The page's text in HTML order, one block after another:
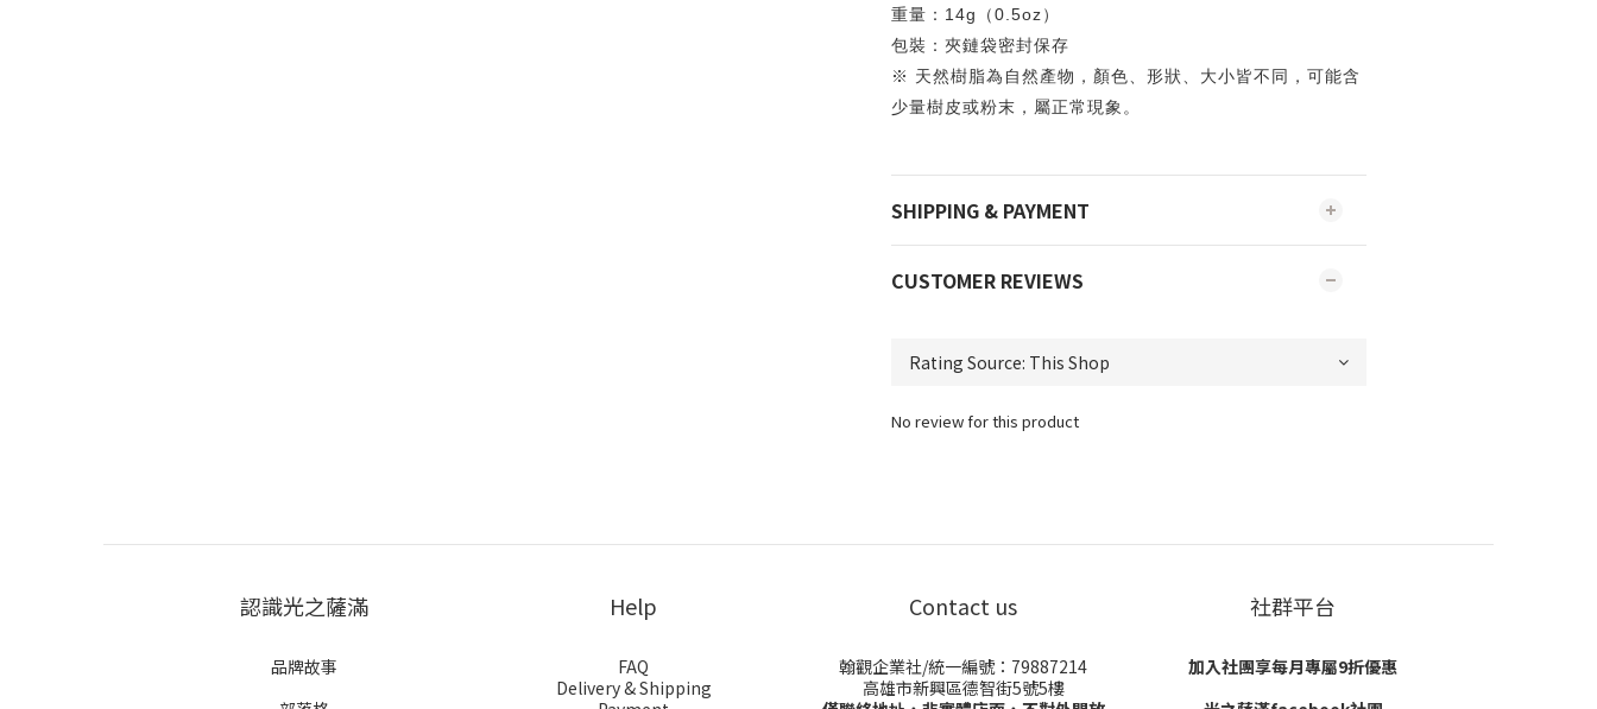
重量：14g（0.5oz）
包裝：夾鏈袋密封保存
※ 天然樹脂為自然產物，顏色、形狀、大小皆不同，可能含
少量樹皮或粉末，屬正常現象。
SHIPPING & PAYMENT
CUSTOMER REVIEWS
No review for this product
認識光之薩滿
品牌故事
Help
FAQ
Delivery & Shipping
Contact us
翰觀企業社/統一編號：79887214
高雄市新興區德智街5號5樓
社群平台
加入社團享每月專屬9折優惠